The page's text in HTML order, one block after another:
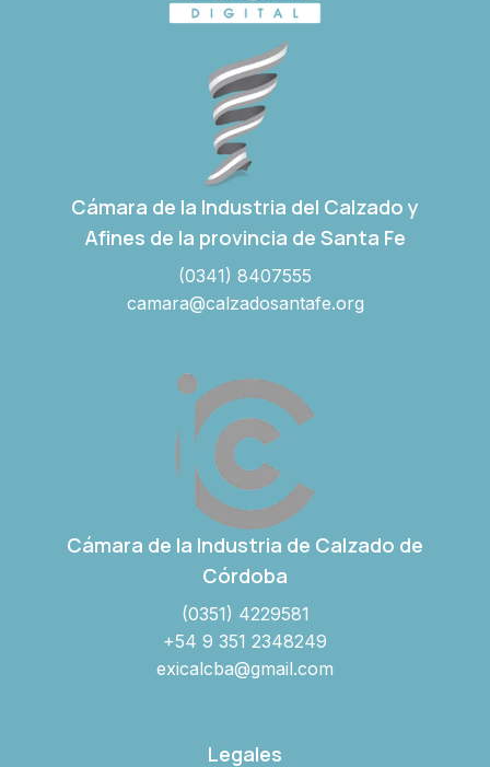
Cámara de la Industria del Calzado y
Afines de la provincia de Santa Fe
(0341) 8407555
camara@calzadosantafe.org
Cámara de la Industria de Calzado de
Córdoba
(0351) 4229581
+54 9 351 2348249
exicalcba@gmail.com
Legales